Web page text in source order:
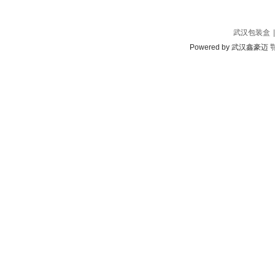
武汉包装盒
Powered by 武汉鑫豪迈